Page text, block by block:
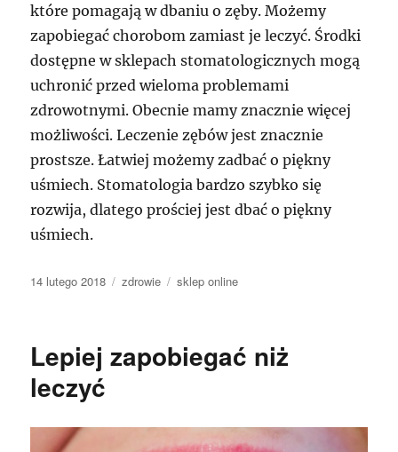
które pomagają w dbaniu o zęby. Możemy
zapobiegać chorobom zamiast je leczyć. Środki
dostępne w sklepach stomatologicznych mogą
uchronić przed wieloma problemami
zdrowotnymi. Obecnie mamy znacznie więcej
możliwości. Leczenie zębów jest znacznie
prostsze. Łatwiej możemy zadbać o piękny
uśmiech. Stomatologia bardzo szybko się
rozwija, dlatego prościej jest dbać o piękny
uśmiech.
Data
14 lutego 2018 Kategorie
zdrowie Tagi
sklep online
Lepiej zapobiegać niż
leczyć